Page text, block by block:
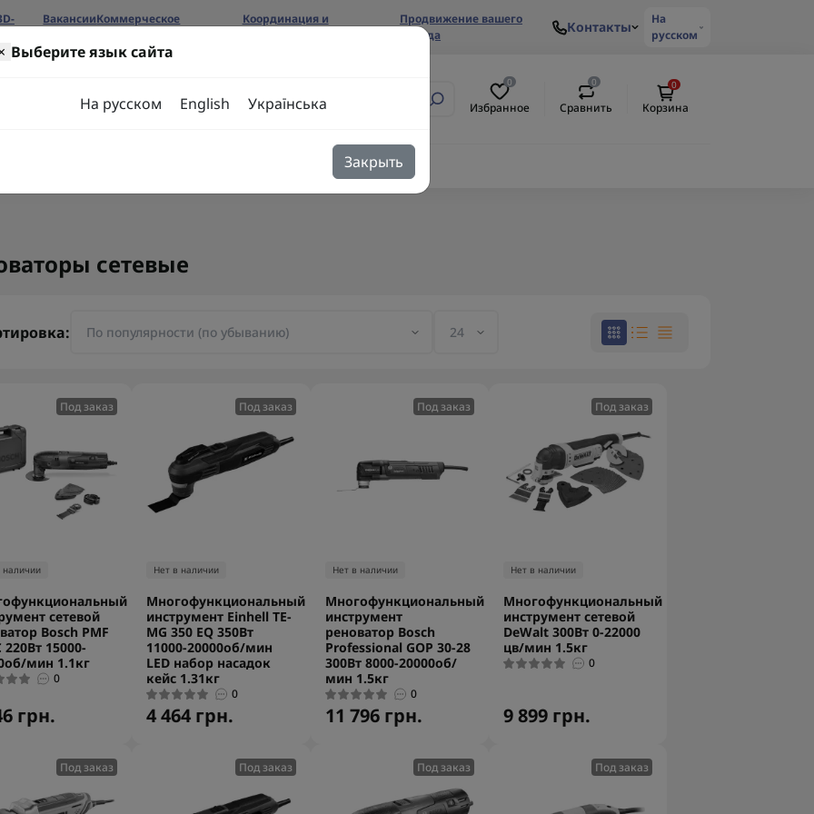
ВакансииКоммерческое
Координация и
Продвижение вашего
бренда
Контакты
На
русском
0
Избранное
0
Сравнить
0
Корзина
Выберите язык сайта
На русском English Українська
Закрыть
сетевые
Под заказ
наличии
сетевой
Bosch PMF
220Вт 15000-
мин 1.1кг
0
грн.
Под заказ
Нет в наличии
Многофункциональный
инструмент Einhell TE-
MG 350 EQ 350Вт
11000-20000об/мин
LED набор насадок
кейс 1.31кг
0
4 464 грн.
Под заказ
Нет в наличии
Многофункциональный
инструмент
реноватор Bosch
Professional GOP 30-28
300Вт 8000-20000об/
мин 1.5кг
0
11 796 грн.
Под заказ
Нет в наличии
Многофункциональный
инструмент сетевой
DeWalt 300Bт 0-22000
цв/мин 1.5кг
0
9 899 грн.
Под заказ Под заказ Под заказ Под заказ